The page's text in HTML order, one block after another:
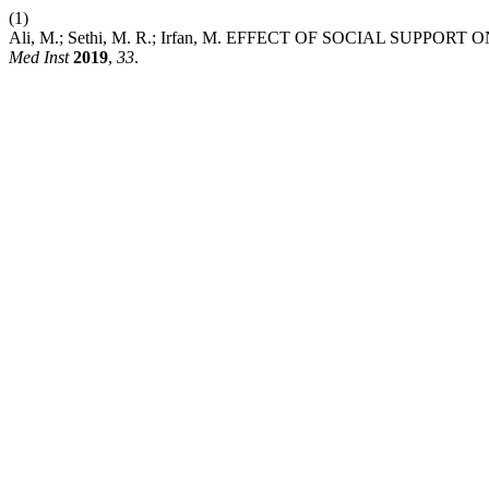
(1)
Ali, M.; Sethi, M. R.; Irfan, M. EFFECT OF SOCIAL
Med Inst 2019, 33.